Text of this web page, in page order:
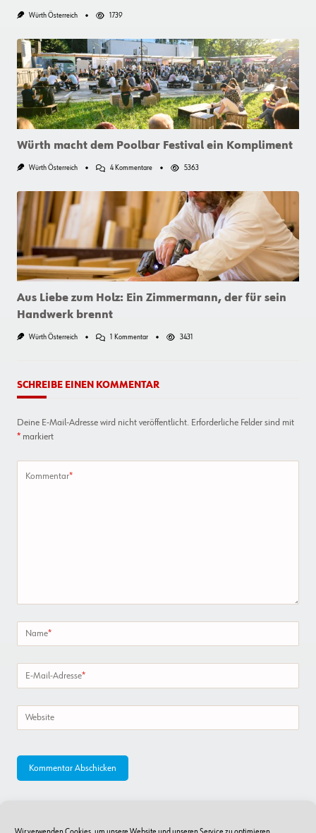
Würth Österreich 1739
Würth macht dem Poolbar Festival ein Kompliment
Würth Österreich 4 KommentareZu
Dem
Festival
Ein
Kompliment
5363
Aus Liebe zum Holz: Ein Zimmermann, der für sein
Handwerk brennt
Würth Österreich 1 KommentarZu
Ein
Für
3431
SCHREIBE EINEN KOMMENTAR
Deine E-Mail-Adresse wird nicht veröffentlicht. Erforderliche Felder sind mit
* markiert
Kommentar*
Name*
E-Mail-Adresse*
Website